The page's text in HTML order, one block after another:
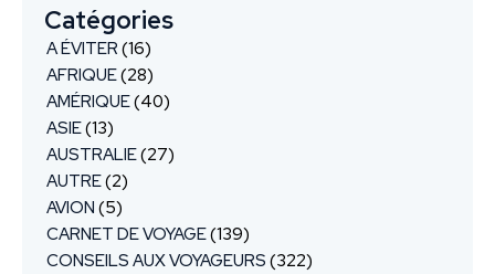
Catégories
A ÉVITER (16)
AFRIQUE(28)
AMÉRIQUE(40)
ASIE(13)
AUSTRALIE(27)
AUTRE(2)
AVION (5)
CARNET DE VOYAGE(139)
CONSEILS AUX VOYAGEURS (322)